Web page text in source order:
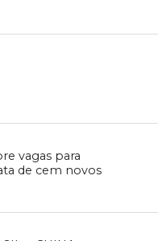
vagas para
de cem novos